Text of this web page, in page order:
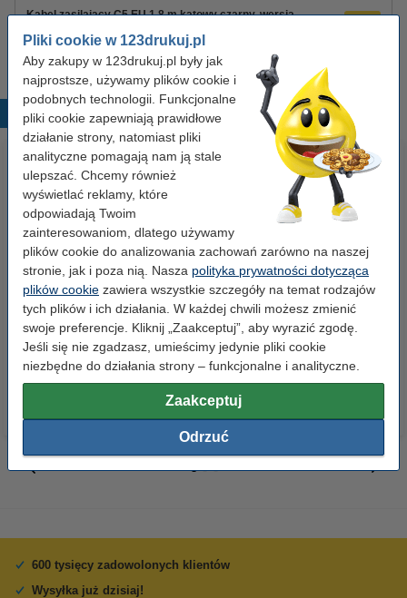
Pliki cookie w 123drukuj.pl
Aby zakupy w 123drukuj.pl były jak
najprostsze, używamy plików cookie i
podobnych technologii. Funkcjonalne
pliki cookie zapewniają prawidłowe
działanie strony, natomiast pliki
analityczne pomagają nam ją stale
ulepszać. Chcemy również
wyświetlać reklamy, które
odpowiadają Twoim
zainteresowaniom, dlatego używamy
plików cookie do analizowania zachowań zarówno na naszej
stronie, jak i poza nią. Nasza polityka prywatności dotycząca
plików cookie zawiera wszystkie szczegóły na temat rodzajów
tych plików i ich działania. W każdej chwili możesz zmienić
swoje preferencje. Kliknij „Zaakceptuj”, aby wyrazić zgodę.
Jeśli się nie zgadzasz, umieścimy jedynie pliki cookie
niezbędne do działania strony – funkcjonalne i analityczne.
Zaakceptuj
Odrzuć
Kabel zasilający C5 EU 1,8 m kątowy czarny, wersja
8,90 zł
Popularne produkty
Etykiety wysyłkowe A6 (105 x
148 mm), 100 etykiet, 123drukuj
14,90 zł z VAT
Spinacze biurowe 33 mm
okrągłe (100 sztuk), 123drukuj
2,90 zł z VAT
600 tysięcy zadowolonych klientów
Wysyłka już dzisiaj!